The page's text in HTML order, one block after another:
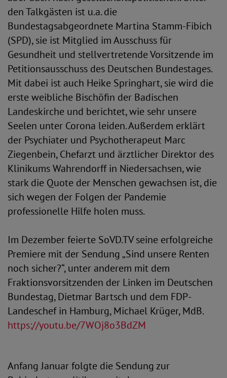
den Talkgästen ist u.a. die
Bundestagsabgeordnete Martina Stamm-Fibich
(SPD), sie ist Mitglied im Ausschuss für
Gesundheit und stellvertretende Vorsitzende im
Petitionsausschuss des Deutschen Bundestages.
Mit dabei ist auch Heike Springhart, sie wird die
erste weibliche Bischöfin der Badischen
Landeskirche und berichtet, wie sehr unsere
Seelen unter Corona leiden. Außerdem erklärt
der Psychiater und Psychotherapeut Marc
Ziegenbein, Chefarzt und ärztlicher Direktor des
Klinikums Wahrendorff in Niedersachsen, wie
stark die Quote der Menschen gewachsen ist, die
sich wegen der Folgen der Pandemie
professionelle Hilfe holen muss.
Im Dezember feierte SoVD.TV seine erfolgreiche
Premiere mit der Sendung „Sind unsere Renten
noch sicher?“, unter anderem mit dem
Fraktionsvorsitzenden der Linken im Deutschen
Bundestag, Dietmar Bartsch und dem FDP-
Landeschef in Hamburg, Michael Krüger, MdB.
https://youtu.be/7WOj8o3BdZM
Anfang Januar folgte die Sendung zur